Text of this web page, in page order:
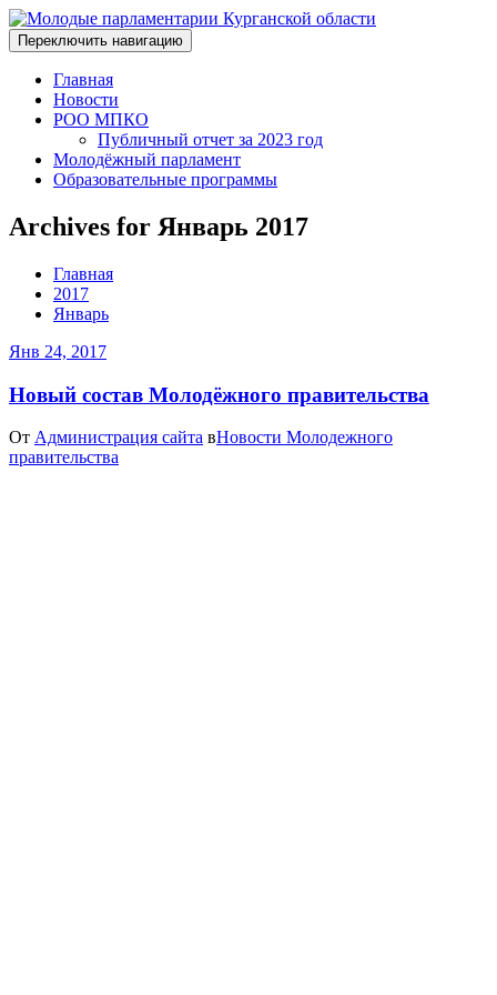
Переключить навигацию
Главная
Новости
РОО МПКО
Публичный отчет за 2023 год
Молодёжный парламент
Образовательные программы
Archives for Январь 2017
Главная
2017
Январь
Янв 24, 2017
Новый состав Молодёжного правительства
От Администрация сайта вНовости Молодежного
правительства